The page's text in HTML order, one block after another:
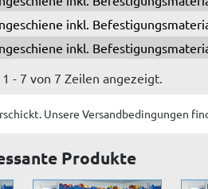
inkl.
inkl.
- 7 von 7 Zeilen angezeigt.
Unsere Versandbedingungen
Produkte